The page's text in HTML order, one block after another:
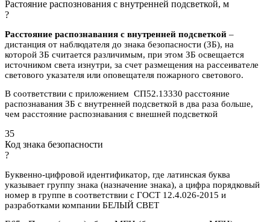
Растояние распознования с внутренней подсветкой, м
?
Расстояние распознавания с внутренней подсветкой –
дистанция от наблюдателя до знака безопасности (ЗБ), на
которой ЗБ считается различимым, при этом ЗБ освещается
источником света изнутри, за счет размещения на рассеивателе
светового указателя или оповещателя пожарного светового.
В соответствии с приложением СП52.13330 расстояние
распознавания ЗБ с внутренней подсветкой в два раза больше,
чем расстояние распознавания с внешней подсветкой
35
Код знака безопасности
?
Буквенно-цифровой идентификатор, где латинская буква
указывает группу знака (назначение знака), а цифра порядковый
номер в группе в соответствии с ГОСТ 12.4.026-2015 и
разработками компании БЕЛЫЙ СВЕТ